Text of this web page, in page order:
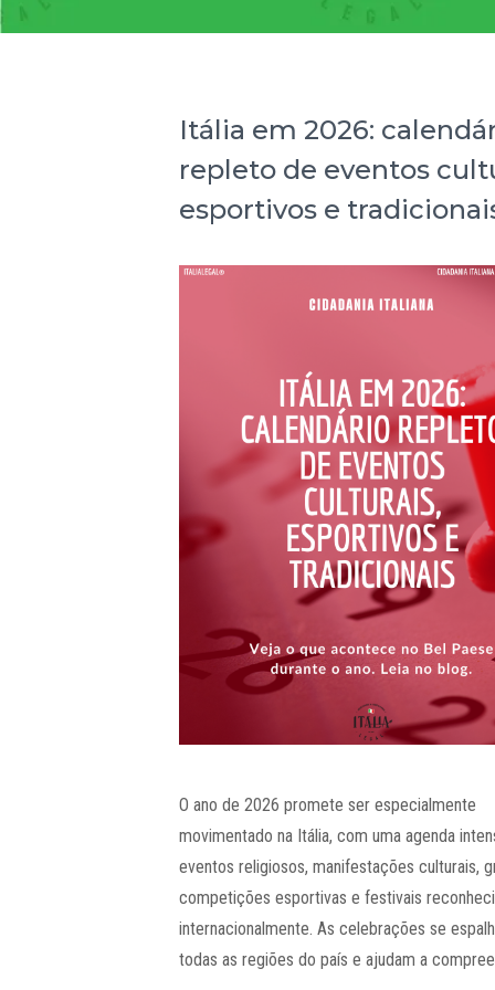
Itália em 2026:
repleto de eventos
esportivos e
O ano de 2026 promete ser especialmente
movimentado na Itália, com uma agenda
eventos religiosos, manifestações culturais,
competições esportivas e festivais
internacionalmente. As celebrações se
todas as regiões do país e ajudam a